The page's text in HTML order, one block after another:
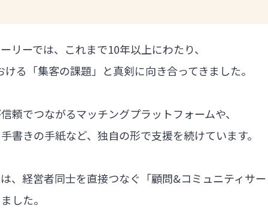
リーでは、これまで10年以上にわたり、
る「集客の課題」と真剣に向き合ってきました。
頼でつながるマッチングプラットフォームや、
書きの手紙など、独自の形で支援を続けています。
、経営者同士を直接つなぐ「顧問&コミュニティサ
した。